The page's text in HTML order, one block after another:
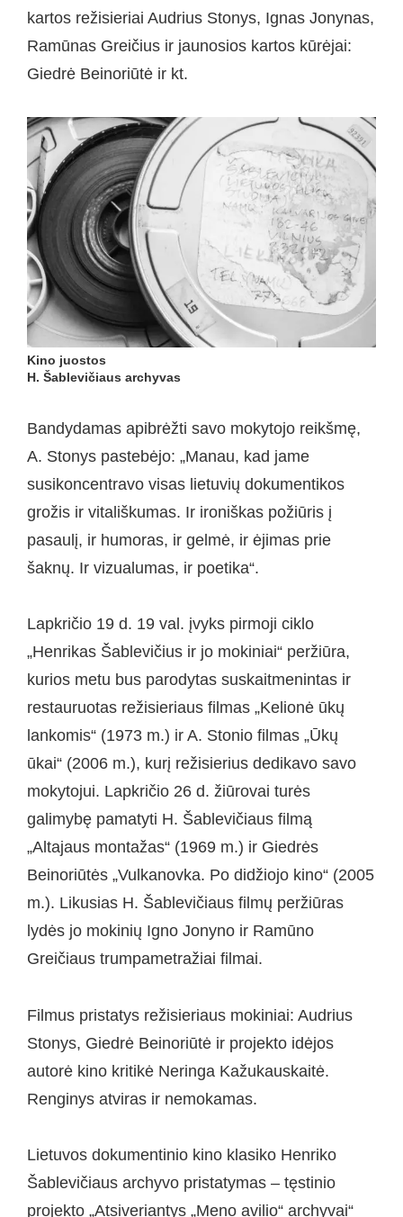
kartos režisieriai Audrius Stonys, Ignas Jonynas,
Ramūnas Greičius ir jaunosios kartos kūrėjai:
Giedrė Beinoriūtė ir kt.
Kino juostos
H. Šablevičiaus archyvas
Bandydamas apibrėžti savo mokytojo reikšmę,
A. Stonys pastebėjo: „Manau, kad jame
susikoncentravo visas lietuvių dokumentikos
grožis ir vitališkumas. Ir ironiškas požiūris į
pasaulį, ir humoras, ir gelmė, ir ėjimas prie
šaknų. Ir vizualumas, ir poetika“.
Lapkričio 19 d. 19 val. įvyks pirmoji ciklo
„Henrikas Šablevičius ir jo mokiniai“ peržiūra,
kurios metu bus parodytas suskaitmenintas ir
restauruotas režisieriaus filmas „Kelionė ūkų
lankomis“ (1973 m.) ir A. Stonio filmas „Ūkų
ūkai“ (2006 m.), kurį režisierius dedikavo savo
mokytojui. Lapkričio 26 d. žiūrovai turės
galimybę pamatyti H. Šablevičiaus filmą
„Altajaus montažas“ (1969 m.) ir Giedrės
Beinoriūtės „Vulkanovka. Po didžiojo kino“ (2005
m.). Likusias H. Šablevičiaus filmų peržiūras
lydės jo mokinių Igno Jonyno ir Ramūno
Greičiaus trumpametražiai filmai.
Filmus pristatys režisieriaus mokiniai: Audrius
Stonys, Giedrė Beinoriūtė ir projekto idėjos
autorė kino kritikė Neringa Kažukauskaitė.
Renginys atviras ir nemokamas.
Lietuvos dokumentinio kino klasiko Henriko
Šablevičiaus archyvo pristatymas – tęstinio
projekto „Atsiveriantys „Meno avilio“ archyvai“